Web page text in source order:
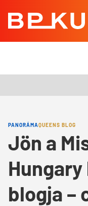
PANORÁMAQUEENS BLOG
Jön a
blogja –